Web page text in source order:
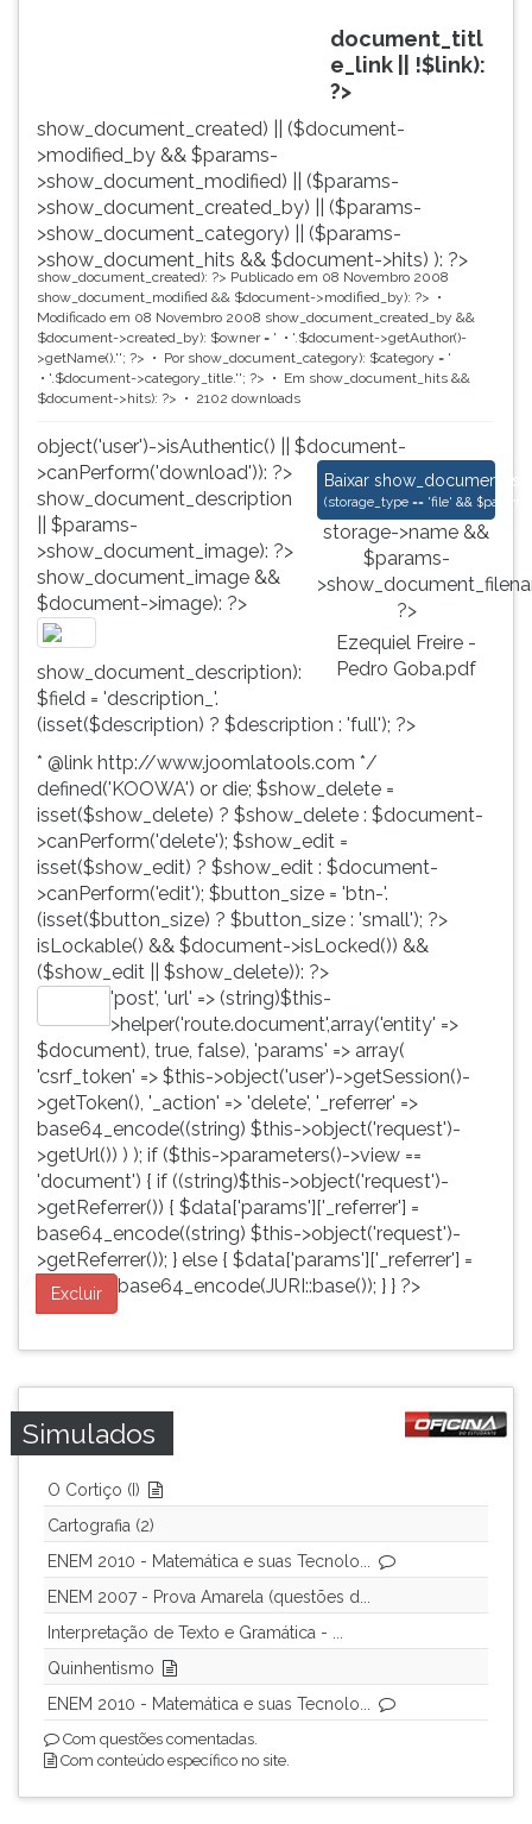
document_titl
e_link || !$link):
?>
show_document_created) || ($document-
>modified_by && $params-
>show_document_modified) || ($params-
>show_document_created_by) || ($params-
>show_document_category) || ($params-
>show_document_hits && $document->hits) ): ?>
show_document_created): ?> Publicado em 08 Novembro 2008
show_document_modified && $document->modified_by): ?>
Modificado em 08 Novembro 2008 show_document_created_by &&
$document->created_by): $owner = '
'.$document->getAuthor()-
>getName().''; ?> Por show_document_category): $category = '
'.$document->category_title.''; ?> Em show_document_hits &&
$document->hits): ?>
2102 downloads
object('user')->isAuthentic() || $document-
>canPerform('download')): ?>
Baixar Ezequiel Freire -
(storage_type == 'file' &&
storage->name &&
$params-
?>
Ezequiel Freire -
Pedro Goba.pdf
show_document_description
|| $params-
>show_document_image): ?>
show_document_image &&
$document->image): ?>
show_document_description):
$field = 'description_'.
(isset($description) ? $description : 'full'); ?>
* @link http://www.joomlatools.com */
defined('KOOWA') or die; $show_delete =
isset($show_delete) ? $show_delete : $document-
>canPerform('delete'); $show_edit =
isset($show_edit) ? $show_edit : $document-
>canPerform('edit'); $button_size = 'btn-'.
(isset($button_size) ? $button_size : 'small'); ?>
isLockable() && $document->isLocked()) &&
($show_edit || $show_delete)): ?>
'post', 'url' => (string)$this-
>helper('route.document',array('entity' =>
$document), true, false), 'params' => array(
'csrf_token' => $this->object('user')->getSession()-
>getToken(), '_action' => 'delete', '_referrer' =>
base64_encode((string) $this->object('request')-
>getUrl()) ) ); if ($this->parameters()->view ==
'document') { if ((string)$this->object('request')-
>getReferrer()) { $data['params']['_referrer'] =
base64_encode((string) $this->object('request')-
>getReferrer()); } else { $data['params']['_referrer'] =
base64_encode(JURI::base()); } } ?>
Excluir
Simulados
O Cortiço (I)
Cartografia (2)
ENEM 2010 - Matemática e suas Tecnolo...
ENEM 2007 - Prova Amarela (questões d...
Interpretação de Texto e Gramática - ...
Quinhentismo
ENEM 2010 - Matemática e suas Tecnolo...
Com questões comentadas.
Com conteúdo específico no site.